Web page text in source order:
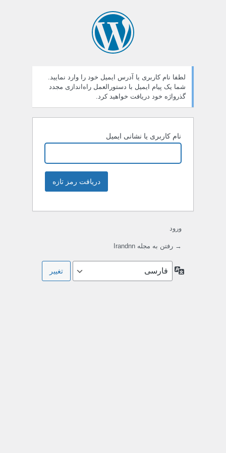
لطفا نام کاربری یا آدرس ایمیل خود را وارد نمایید.
شما یک پیام ایمیل با دستورالعمل راه‌اندازی مجدد
گذرواژه خود دریافت خواهید کرد.
نام کاربری یا نشانی ایمیل
ورود
→ رفتن به مجله Irandnn
زبان